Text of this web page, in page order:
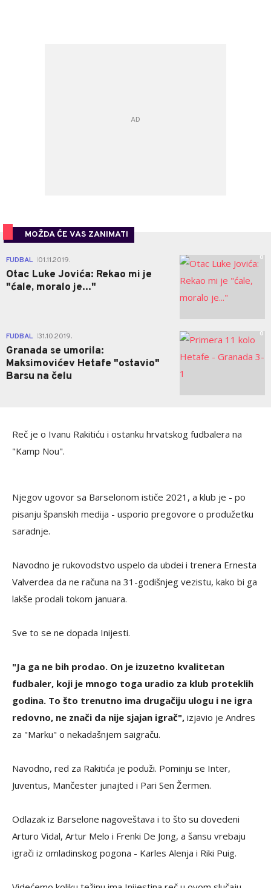
MOŽDA ĆE VAS ZANIMATI
FUDBAL 01.11.2019.
Otac Luke Jovića: Rekao mi je
"ćale, moralo je..."
0
FUDBAL 31.10.2019.
Granada se umorila:
Maksimovićev Hetafe "ostavio"
Barsu na čelu
0
Reč je o Ivanu Rakitiću i ostanku hrvatskog fudbalera na
"Kamp Nou".
Njegov ugovor sa Barselonom ističe 2021, a klub je - po
pisanju španskih medija - usporio pregovore o produžetku
saradnje.
Navodno je rukovodstvo uspelo da ubdei i trenera Ernesta
Valverdea da ne računa na 31-godišnjeg vezistu, kako bi ga
lakše prodali tokom januara.
Sve to se ne dopada Inijesti.
"Ja ga ne bih prodao. On je izuzetno kvalitetan
fudbaler, koji je mnogo toga uradio za klub proteklih
godina. To što trenutno ima drugačiju ulogu i ne igra
redovno, ne znači da nije sjajan igrač", izjavio je Andres
za "Marku" o nekadašnjem saigraču.
Navodno, red za Rakitića je poduži. Pominju se Inter,
Juventus, Mančester junajted i Pari Sen Žermen.
Odlazak iz Barselone nagoveštava i to što su dovedeni
Arturo Vidal, Artur Melo i Frenki De Jong, a šansu vrebaju
igrači iz omladinskog pogona - Karles Alenja i Riki Puig.